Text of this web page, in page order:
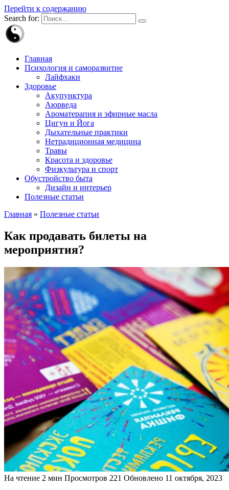
Перейти к содержанию
Search for:
Главная
Психология и саморазвитие
Лайфхаки
Здоровье
Акупунктура
Аюрведа
Ароматерапия и эфирные масла
Цигун и Йога
Дыхательные практики
Нетрадиционная медицина
Травы
Красота и здоровье
Физкультура и спорт
Обустройство быта
Дизайн и интерьер
Полезные статьи
Главная » Полезные статьи
Как продавать билеты на
мероприятия?
На чтение 2 мин Просмотров 221 Обновлено 11 октября, 2023